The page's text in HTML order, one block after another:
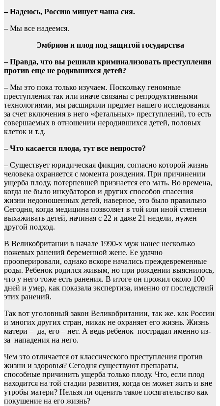
– Надеюсь, Россию минует чаша сия.
– Мы все надеемся.
Эмбрион и плод под защитой государства
– Правда, что вы решили криминализовать преступления
против еще не родившихся детей?
– Мы это пока только изучаем. Поскольку геномные
преступления так или иначе связаны с репродуктивными
технологиями, мы расширили предмет нашего исследования
за счет включения в него «фетальных» преступлений, то есть
совершаемых в отношении неродившихся детей, половых
клеток и т.д.
– Что касается плода, тут все непросто?
– Существует юридическая фикция, согласно которой жизнь
человека охраняется с момента рождения. При причинении
ущерба плоду, потерпевшей признается его мать. Во времена,
когда не было инкубаторов и других способов спасения
жизни недоношенных детей, наверное, это было правильно
Сегодня, когда медицина позволяет в той или иной степени
выхаживать детей, начиная с 22 и даже 21 недели, нужен
другой подход.
В Великобритании в начале 1990-х муж нанес несколько
ножевых ранений беременной жене. Ее удачно
прооперировали, однако вскоре начались преждевременные
роды. Ребенок родился живым, но при рождении выяснилось,
что у него тоже есть ранения. В итоге он прожил около 100
дней и умер, как показала экспертиза, именно от последствий
этих ранений.
Так вот уголовный закон Великобритании, так же. как России
и многих других стран, никак не охраняет его жизнь. Жизнь
матери – да, его – нет. А ведь ребенок пострадал именно из-
за нападения на него.
Чем это отличается от классического преступления против
жизни и здоровья? Сегодня существуют препараты,
способные причинить ущерба только плоду. Что, если плод
находится на той стадии развития, когда он может жить и вне
утробы матери? Нельзя ли оценить такое посягательство как
покушение на его жизнь?